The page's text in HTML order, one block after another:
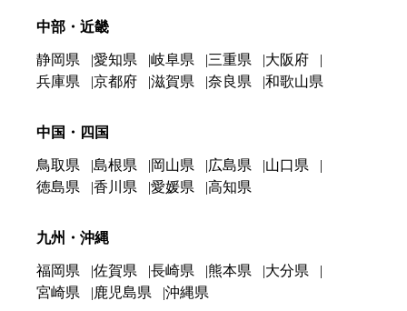
中部・近畿
静岡県 愛知県 岐阜県 三重県
大阪府
兵庫県
京都府 滋賀県 奈良県 和歌山県
中国・四国
鳥取県 島根県 岡山県 広島県
山口県
徳島県
香川県 愛媛県 高知県
九州・沖縄
福岡県 佐賀県 長崎県 熊本県
大分県
宮崎県
鹿児島県 沖縄県